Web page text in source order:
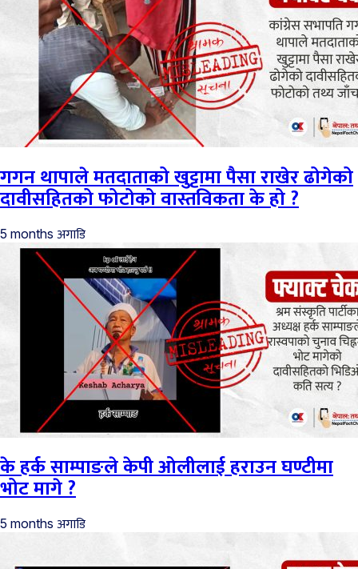
गगन थापाले मतदाताको खुट्टामा पैसा राखेर ढोगेको
दावीसहितको फोटोको वास्तविकता के हो ?
5 months अगाडि
के हर्क साम्पाङले केपी ओलीलाई हराउन घण्टीमा
भोट मागे ?
5 months अगाडि